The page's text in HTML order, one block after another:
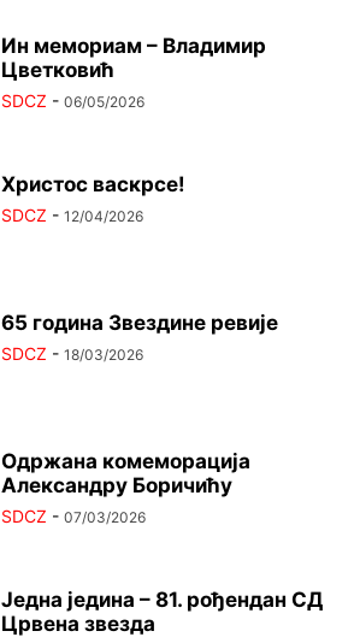
Ин мемориам – Владимир
Цветковић
SDCZ - 06/05/2026
Христос васкрсе!
SDCZ - 12/04/2026
65 година Звездине ревије
SDCZ - 18/03/2026
Одржана комеморација
Александру Боричићу
SDCZ - 07/03/2026
Једна једина – 81. рођендан СД
Црвена звезда